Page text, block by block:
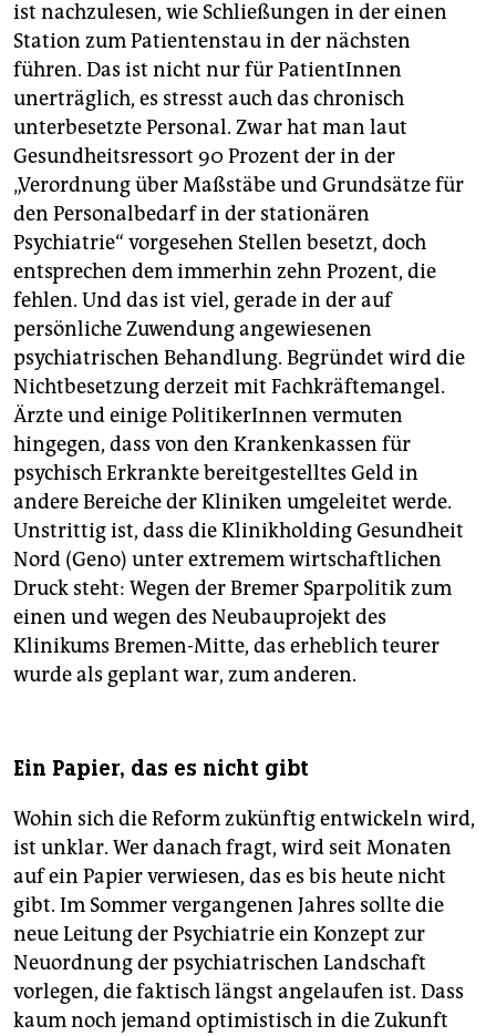
ist nachzulesen, wie Schließungen in der einen
Station zum Patientenstau in der nächsten
führen. Das ist nicht nur für PatientInnen
unerträglich, es stresst auch das chronisch
unterbesetzte Personal. Zwar hat man laut
Gesundheitsressort 90 Prozent der in der
„Verordnung über Maßstäbe und Grundsätze für
den Personalbedarf in der stationären
Psychiatrie“ vorgesehen Stellen besetzt, doch
entsprechen dem immerhin zehn Prozent, die
fehlen. Und das ist viel, gerade in der auf
persönliche Zuwendung angewiesenen
psychiatrischen Behandlung. Begründet wird die
Nichtbesetzung derzeit mit Fachkräftemangel.
Ärzte und einige PolitikerInnen vermuten
hingegen, dass von den Krankenkassen für
psychisch Erkrankte bereitgestelltes Geld in
andere Bereiche der Kliniken umgeleitet werde.
Unstrittig ist, dass die Klinikholding Gesundheit
Nord (Geno) unter extremem wirtschaftlichen
Druck steht: Wegen der Bremer Sparpolitik zum
einen und wegen des Neubauprojekt des
Klinikums Bremen-Mitte, das erheblich teurer
wurde als geplant war, zum anderen.
Ein Papier, das es nicht gibt
Wohin sich die Reform zukünftig entwickeln wird,
ist unklar. Wer danach fragt, wird seit Monaten
auf ein Papier verwiesen, das es bis heute nicht
gibt. Im Sommer vergangenen Jahres sollte die
neue Leitung der Psychiatrie ein Konzept zur
Neuordnung der psychiatrischen Landschaft
vorlegen, die faktisch längst angelaufen ist. Dass
kaum noch jemand optimistisch in die Zukunft